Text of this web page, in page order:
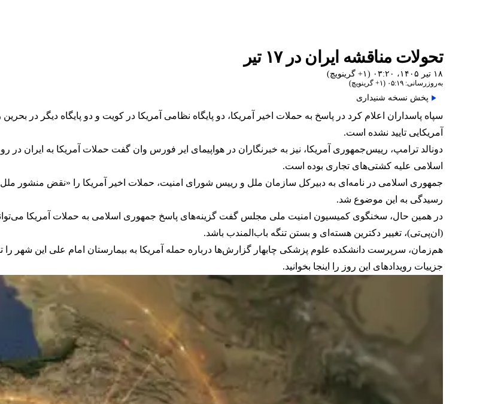
تحولات مناقشه ایران در ۱۷ تیر
۱۸ تیر ۱۴۰۵، ۰۳:۲۰ (‎+۱ گرینویچ)
به‌روزرسانی: ۰۵:۱۹ (‎+۱ گرینویچ)
پخش نسخه شنیداری
سپاه پاسداران اعلام کرد در پاسخ به حملات اخیر آمریکا، دو پایگاه نظامی آمریکا در کویت و دو پایگاه دیگر در
آمریکایی تایید نشده است.
اسلامی علیه کشتی‌های تجاری بوده است.
جمهوری اسلامی در نامه‌ای به دبیرکل سازمان ملل و رییس شورای امنیت، حملات اخیر آمریکا را «نقض منشور ملل
رسیدگی به این موضوع شد.
در همین حال، سخنگوی کمیسیون امنیت ملی مجلس گفت گزینه‌های پاسخ جمهوری اسلامی به حملات آمریکا
(ان‌پی‌تی)، تغییر دکترین هسته‌ای و بستن تنگه باب‌المندب باشد.
هم‌زمان، سرپرست دانشکده علوم پزشکی چابهار گزارش‌ها درباره حمله آمریکا به بیمارستان امام علی این شهر
جزییات رویدادهای این روز را
اینجا بخوانید.